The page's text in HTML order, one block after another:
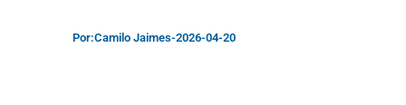
Por:Camilo Jaimes-2026-04-20